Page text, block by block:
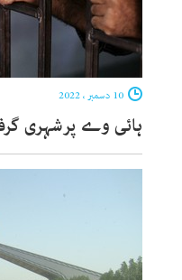
ہائی وے پرشہری